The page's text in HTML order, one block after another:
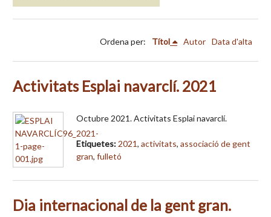
Ordena per: Títol Autor Data d'alta
Activitats Esplai navarclí. 2021
Octubre 2021. Activitats Esplai navarclí.
Etiquetes: 2021, activitats, associació de gent
gran, fulletó
Dia internacional de la gent gran.